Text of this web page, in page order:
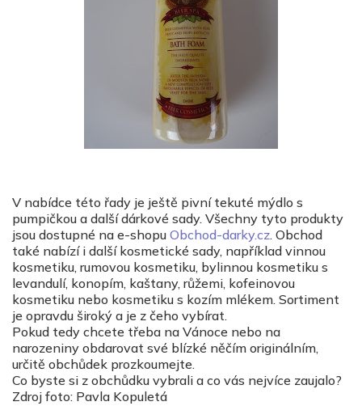
V nabídce této řady je ještě pivní tekuté mýdlo s
pumpičkou a další dárkové sady. Všechny tyto produkty
jsou dostupné na e-shopu Obchod-darky.cz. Obchod
také nabízí i další kosmetické sady, například vinnou
kosmetiku, rumovou kosmetiku, bylinnou kosmetiku s
levandulí, konopím, kaštany, růžemi, kofeinovou
kosmetiku nebo kosmetiku s kozím mlékem. Sortiment
je opravdu široký a je z čeho vybírat.
Pokud tedy chcete třeba na Vánoce nebo na
narozeniny obdarovat své blízké něčím originálním,
určitě obchůdek prozkoumejte.
Co byste si z obchůdku vybrali a co vás nejvíce zaujalo?
Zdroj foto: Pavla Kopuletá